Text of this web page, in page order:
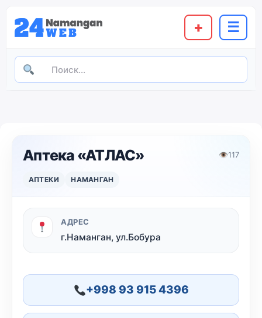
+ ☰
Аптека «АТЛАС» 👁117
АПТЕКИ НАМАНГАН
АДРЕС
г.Наманган, ул.Бобура
+998 93 915 4396